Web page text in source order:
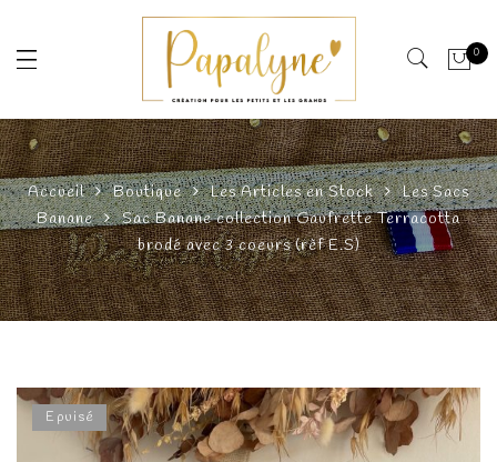
0
Accueil Boutique Les Articles en Stock
Les Sacs
Banane
Sac Banane collection Gaufrette Terracotta
brodé avec 3 coeurs (rèf E.S)
Epuisé